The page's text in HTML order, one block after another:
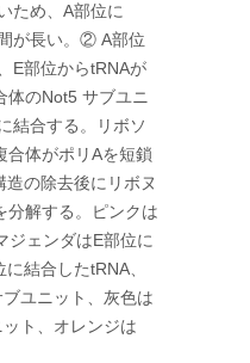
ため、A部位に
が長い。② A部位
E部位からtRNAが
のNot5 サブユニ
結合する。リボソ
合体がポリAを短鎖
の除去後にリボヌ
分解する。ピンクは
ジェンダはE部位に
結合したtRNA、
ユニット、灰色は
ト、オレンジは